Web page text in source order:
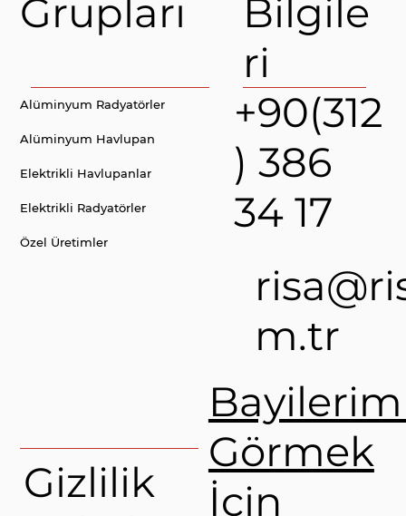
Alüminyum Radyatörler
Alüminyum Havlupan
Elektrikli Havlupanlar
Elektrikli Radyatörler
Özel Üretimler
Grupları
Bilgile
ri
+90(312
) 386
34 17
m.tr
Görmek
İçin
Gizlilik